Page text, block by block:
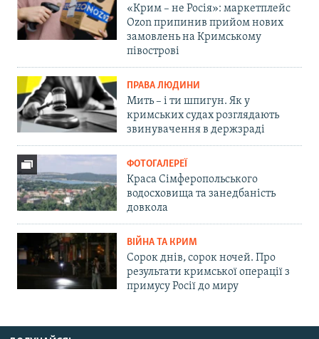
«Крим – не Росія»: маркетплейс
Ozon припинив прийом нових
замовлень на Кримському
півострові
ПРАВА ЛЮДИНИ
Мить – і ти шпигун. Як у
кримських судах розглядають
звинувачення в держзраді
ФОТОГАЛЕРЕЇ
Краса Сімферопольського
водосховища та занедбаність
довкола
ВІЙНА ТА КРИМ
Сорок днів, сорок ночей. Про
результати кримської операції з
примусу Росії до миру